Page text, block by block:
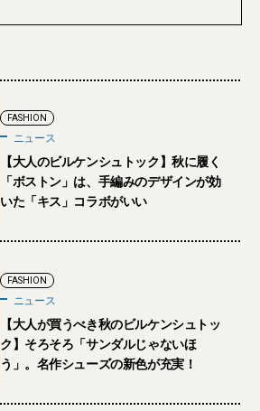
FASHION
ニュース
【大人のビルケンシュトック】秋に履く
「ボストン」は、手編みのデザインが効
いた「キス」コラボがいい
FASHION
ニュース
【大人が買うべき秋のビルケンシュトッ
ク】そろそろ「サンダルじゃないほ
う」。名作シューズの新色が充実！